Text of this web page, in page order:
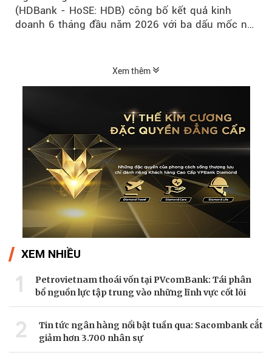
(HDBank - HoSE: HDB) công bố kết quả kinh
doanh 6 tháng đầu năm 2026 với ba dấu mốc nổi
Xem thêm
XEM NHIỀU
1
Petrovietnam thoái vốn tại PVcomBank: Tái phân
bổ nguồn lực tập trung vào những lĩnh vực cốt lõi
2
Tin tức ngân hàng nổi bật tuần qua: Sacombank cắt
giảm hơn 3.700 nhân sự